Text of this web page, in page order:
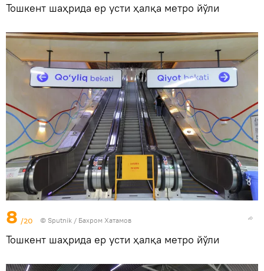
Тошкент шаҳрида ер усти ҳалқа метро йўли
8 /20 © Sputnik / Бахром Хатамов
Тошкент шаҳрида ер усти ҳалқа метро йўли